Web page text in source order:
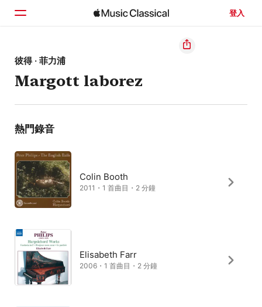
登入
首頁
瀏覽
搜尋
彼得 · 菲力浦
Margott laborez
熱門錄音
Colin Booth
2011・1 首曲目・2 分鐘
Elisabeth Farr
2006・1 首曲目・2 分鐘